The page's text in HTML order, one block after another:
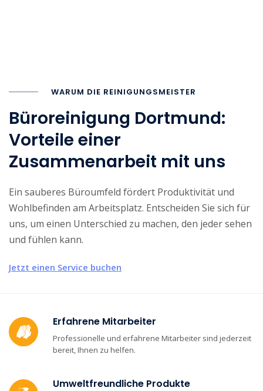
WARUM DIE REINIGUNGSMEISTER
Büroreinigung Dortmund:
Vorteile einer
Zusammenarbeit mit uns
Ein sauberes Büroumfeld fördert Produktivität und
Wohlbefinden am Arbeitsplatz. Entscheiden Sie sich für
uns, um einen Unterschied zu machen, den jeder sehen
und fühlen kann.
Jetzt einen Service buchen
Erfahrene Mitarbeiter
Professionelle und erfahrene Mitarbeiter sind jederzeit
bereit, Ihnen zu helfen.
Umweltfreundliche Produkte